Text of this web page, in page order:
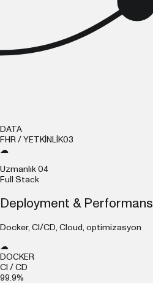
DATA
FHR / YETKİNLİK03
☁
Uzmanlık 04
Full Stack
Deployment & Performans
Docker, CI/CD, Cloud, optimizasyon
☁
DOCKER
CI / CD
99.9%